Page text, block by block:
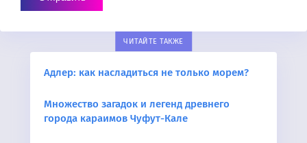
ЧИТАЙТЕ ТАКЖЕ
Адлер: как насладиться не только морем?
Множество загадок и легенд древнего
города караимов Чуфут-Кале